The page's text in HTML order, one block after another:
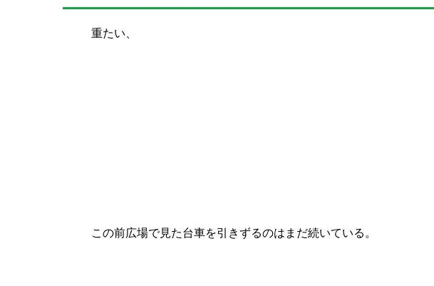
重たい、
この前広場で見た台車を引きずるのはまだ続いている。